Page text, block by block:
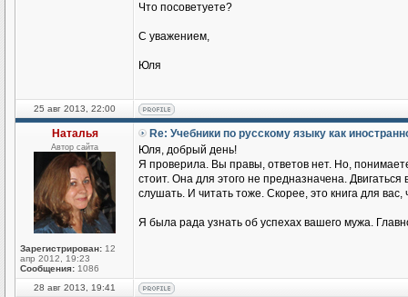
Что посоветуете?
С уважением,
Юля
25 авг 2013, 22:00
Наталья
Автор сайта
Зарегистрирован: 12
апр 2012, 19:23
Сообщения: 1086
Re: Учебники по русскому языку как
Юля, добрый день!
Я проверила. Вы правы, ответов нет. Но,
стоит. Она для этого не предназначена.
слушать. И читать тоже. Скорее, это книга для
Я была рада узнать об успехах вашего мужа.
28 авг 2013, 19:41